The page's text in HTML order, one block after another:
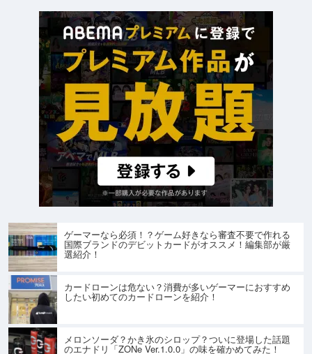
ゲーマーなら必須！？ゲーム好きなら審査不要で作れる
国際ブランドのデビットカードがオススメ！編集部が厳
選紹介！
カードローンは危ない？消費が多いゲーマーにおすすめ
したい初めてのカードローンを紹介！
メロンソーダ？かき氷のシロップ？ついに登場した話題
のエナドリ「ZONe Ver.1.0.0」の味を確かめてみた！